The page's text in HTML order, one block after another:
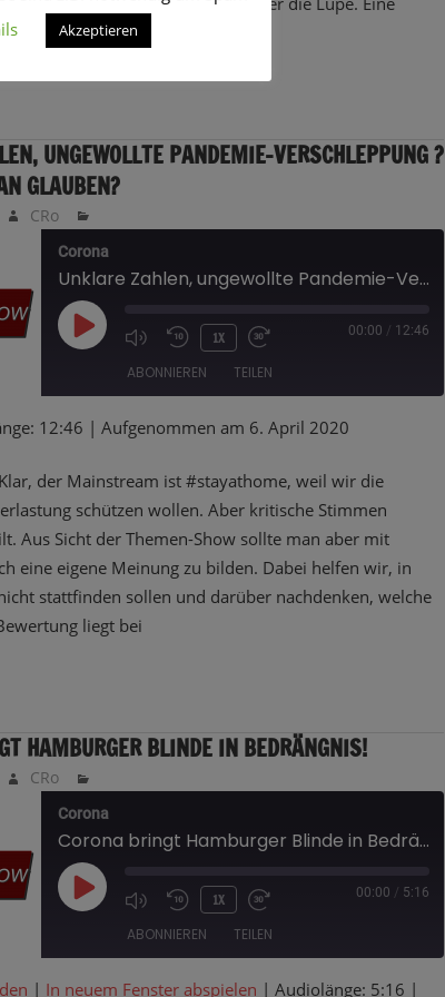
UNGEWOLLTE PANDEMIE-VERSCHLEPPUNG ?
GLAUBEN?
CRo
Corona
Unklare Zahlen, ungewollte Pandemie-Verschleppung ? Was kann man glauben?
PLAY
EPISODE
1X 00:00 / 12:46
ABONNIEREN TEILEN
12:46 | Aufgenommen am 6. April 2020
der Mainstream ist #stayathome, weil wir die
schützen wollen. Aber kritische Stimmen
Aus Sicht der Themen-Show sollte man aber mit
eine eigene Meinung zu bilden. Dabei helfen wir, in
stattfinden sollen und darüber nachdenken, welche
liegt bei
HAMBURGER BLINDE IN BEDRÄNGNIS!
CRo
Corona
Corona bringt Hamburger Blinde in Bedrängnis!
PLAY
EPISODE
1X 00:00 / 5:16
ABONNIEREN TEILEN
| In neuem Fenster abspielen | Audiolänge: 5:16 |
Akzeptieren